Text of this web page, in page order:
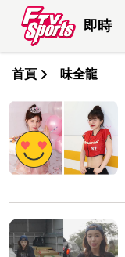
即時
首頁 味全龍